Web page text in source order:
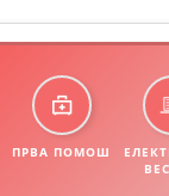
ПРВА ПОМОШ